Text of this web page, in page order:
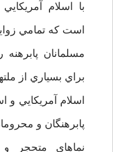
با اسلام
است كه تمامي
مسلمانان
براي بسياري از
اسلام آمريكايي
پابرهنگان و
نماهاي متحجر و